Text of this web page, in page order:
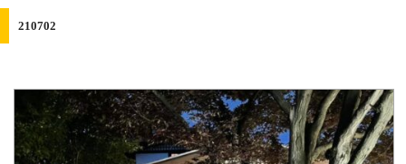
210702